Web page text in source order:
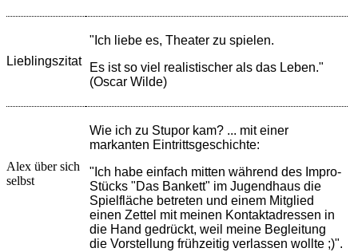
Lieblingszitat
"Ich liebe es, Theater zu spielen.
Es ist so viel realistischer als das Leben."
(Oscar Wilde)
Alex über sich
selbst
Wie ich zu Stupor kam? ... mit einer
markanten Eintrittsgeschichte:
"Ich habe einfach mitten während des Impro-
Stücks "Das Bankett" im Jugendhaus die
Spielfläche betreten und einem Mitglied
einen Zettel mit meinen Kontaktadressen in
die Hand gedrückt, weil meine Begleitung
die Vorstellung frühzeitig verlassen wollte ;)".